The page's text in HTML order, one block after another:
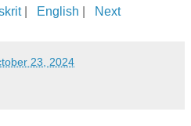
| English Next
23, 2024